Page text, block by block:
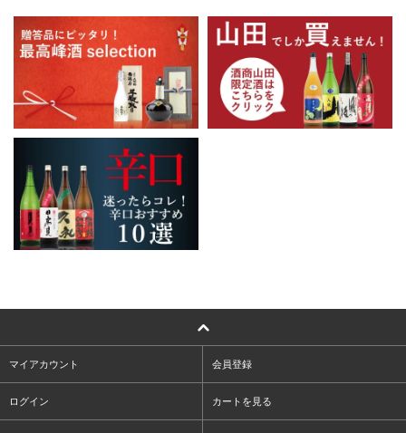
マイアカウント 会員登録
ログイン カートを見る